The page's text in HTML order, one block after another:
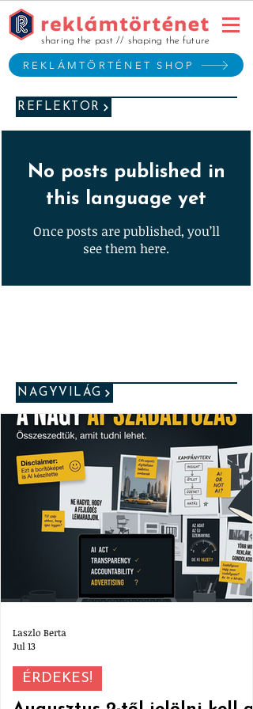
REKLÁMTÖRTÉNET SHOP
sharing the past // shaping the future
REFLEKTOR
No posts published in
this language yet
Once posts are published, you’ll
see them here.
NAGYVILÁG
ÉRDEKES!
Laszlo Berta
Jul 13